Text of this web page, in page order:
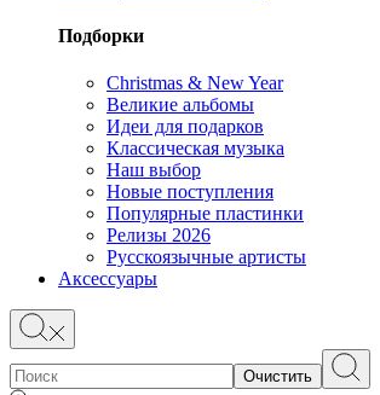
Подборки
Christmas & New Year
Великие альбомы
Идеи для подарков
Классическая музыка
Наш выбор
Новые поступления
Популярные пластинки
Релизы 2026
Русскоязычные артисты
Аксессуары
Очистить